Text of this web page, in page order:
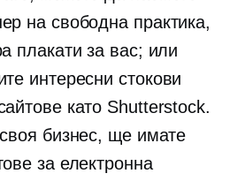
на свободна практика,
плакати за вас; или
интересни стокови
като Shutterstock.
бизнес, ще имате
за електронна